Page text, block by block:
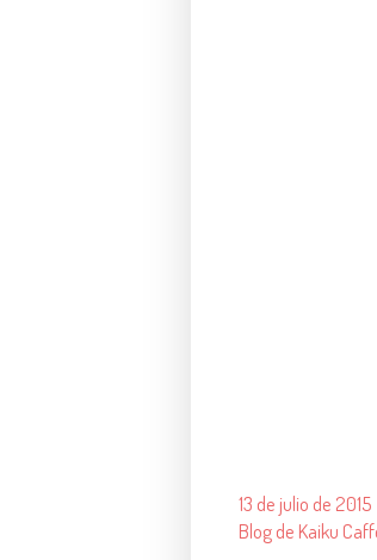
13 de julio de 2015
Blog de Kaiku